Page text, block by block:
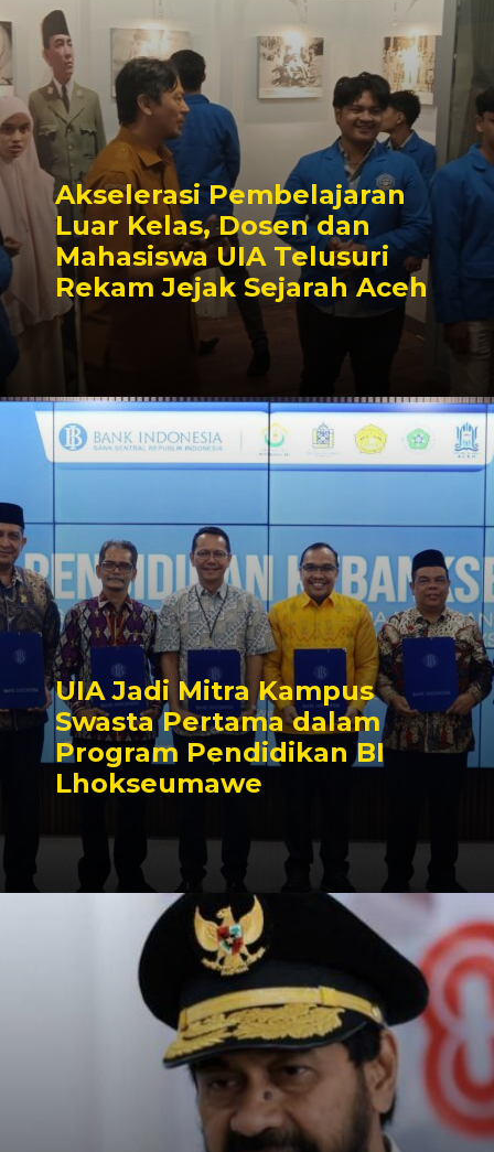
Akselerasi Pembelajaran
Luar Kelas, Dosen dan
Mahasiswa UIA Telusuri
Rekam Jejak Sejarah Aceh
UIA Jadi Mitra Kampus
Swasta Pertama dalam
Program Pendidikan BI
Lhokseumawe